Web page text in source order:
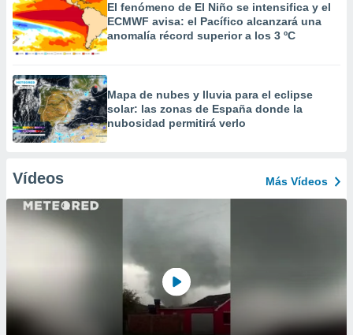
El fenómeno de El Niño se intensifica y el
ECMWF avisa: el Pacífico alcanzará una
anomalía récord superior a los 3 ºC
Mapa de nubes y lluvia para el eclipse
solar: las zonas de España donde la
nubosidad permitirá verlo
Vídeos Más Vídeos